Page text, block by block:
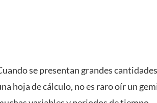
se presentan grandes
hoja de cálculo, no es raro oír un